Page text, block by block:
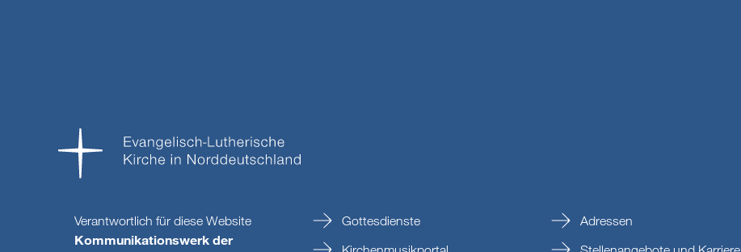
Verantwortlich für diese Website
Kommunikationswerk der
Gottesdienste
Adressen